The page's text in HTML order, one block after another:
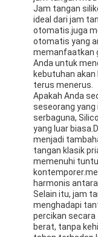
Beranda
Produk
Tentang Kami
Jam tangan
ideal dari jam
otomatis.juga
otomatis yang
memanfaatkan
Anda untuk
kebutuhan
terus menerus.
Apakah Anda
seseorang
serbaguna,
yang luar
menjadi
tangan klasik
memenuhi
harmonis
Selain itu, jam
menghadapi
percikan secara
berat, tanpa